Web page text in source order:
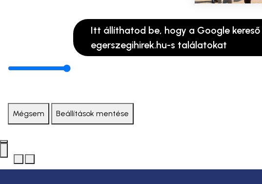
Itt állíthatod be, hogy a Google
egerszegihirek.hu-s találatokat
Mégsem Beállítások mentése